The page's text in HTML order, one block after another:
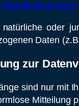
oder
Daten
zur
sind nur mit
Mitteilung